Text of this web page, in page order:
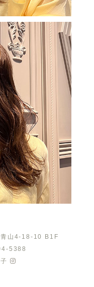
青山4-18-10 B1F
5388